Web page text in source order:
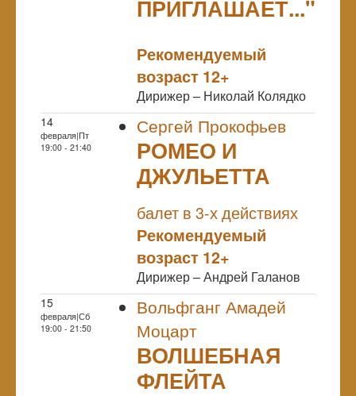
ПРИГЛАШАЕТ..."
Рекомендуемый
возраст 12+
Дирижер – Николай Колядко
14
февраля|Пт
19:00 - 21:40
Сергей Прокофьев
РОМЕО И
ДЖУЛЬЕТТА
балет в 3-х действиях
Рекомендуемый
возраст 12+
Дирижер – Андрей Галанов
15
февраля|Сб
19:00 - 21:50
Вольфганг Амадей
Моцарт
ВОЛШЕБНАЯ
ФЛЕЙТА